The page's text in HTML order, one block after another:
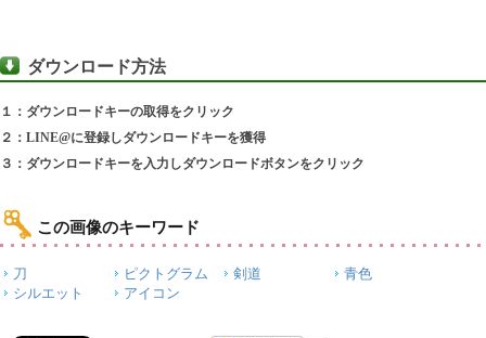
ダウンロード方法
１：ダウンロードキーの取得をクリック
２：LINE@に登録しダウンロードキーを獲得
３：ダウンロードキーを入力しダウンロードボタンをクリック
この画像のキーワード
刀 ピクトグラム 剣道
青色
シルエット
アイコン